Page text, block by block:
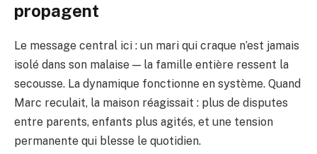
propagent
Le message central ici : un mari qui craque n’est jamais
isolé dans son malaise — la famille entière ressent la
secousse. La dynamique fonctionne en système. Quand
Marc reculait, la maison réagissait : plus de disputes
entre parents, enfants plus agités, et une tension
permanente qui blesse le quotidien.